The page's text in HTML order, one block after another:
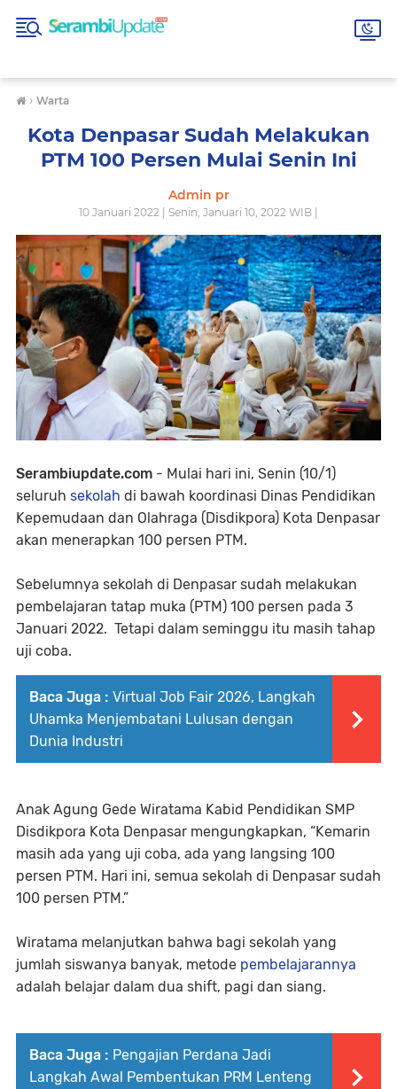
› Warta
Kota Denpasar Sudah Melakukan
PTM 100 Persen Mulai Senin Ini
Admin pr
10 Januari 2022 | Senin, Januari 10, 2022 WIB |
Serambiupdate.com - Mulai hari ini, Senin (10/1)
seluruh sekolah di bawah koordinasi Dinas Pendidikan
Kepemudaan dan Olahraga (Disdikpora) Kota Denpasar
akan menerapkan 100 persen PTM.
Sebelumnya sekolah di Denpasar sudah melakukan
pembelajaran tatap muka (PTM) 100 persen pada 3
Januari 2022. Tetapi dalam seminggu itu masih tahap
uji coba.
Baca Juga : Virtual Job Fair 2026, Langkah
Uhamka Menjembatani Lulusan dengan
Dunia Industri
Anak Agung Gede Wiratama Kabid Pendidikan SMP
Disdikpora Kota Denpasar mengungkapkan, “Kemarin
masih ada yang uji coba, ada yang langsing 100
persen PTM. Hari ini, semua sekolah di Denpasar sudah
100 persen PTM.”
Wiratama melanjutkan bahwa bagi sekolah yang
jumlah siswanya banyak, metode pembelajarannya
adalah belajar dalam dua shift, pagi dan siang.
Baca Juga : Pengajian Perdana Jadi
Langkah Awal Pembentukan PRM Lenteng